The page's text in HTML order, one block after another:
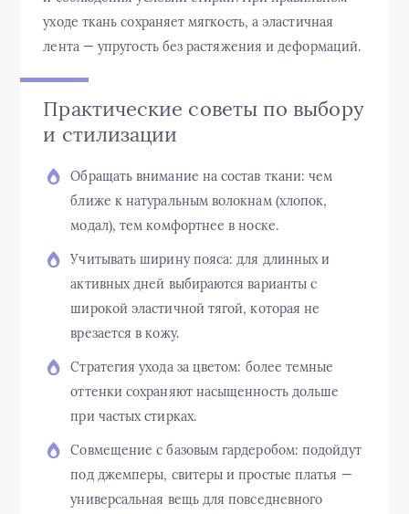
уходе ткань сохраняет мягкость, а эластичная
лента — упругость без растяжения и деформаций.
Практические советы по выбору
и стилизации
Обращать внимание на состав ткани: чем
ближе к натуральным волокнам (хлопок,
модал), тем комфортнее в носке.
Учитывать ширину пояса: для длинных и
активных дней выбираются варианты с
широкой эластичной тягой, которая не
врезается в кожу.
Стратегия ухода за цветом: более темные
оттенки сохраняют насыщенность дольше
при частых стирках.
Совмещение с базовым гардеробом: подойдут
под джемперы, свитеры и простые платья —
универсальная вещь для повседневного